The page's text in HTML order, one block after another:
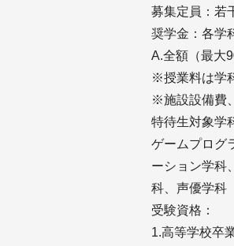
募集定員：若
奨学金：各学
A.全額（最大
※授業料は学
※施設設備費
特待生対象学
ゲームプログ
ーション学科
科、声優学科
受験資格：
1.高等学校卒